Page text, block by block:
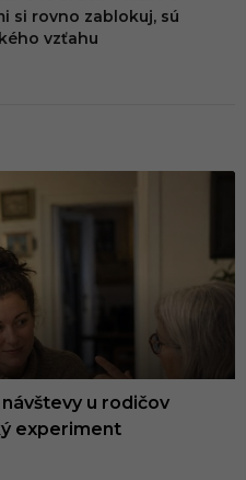
si rovno zablokuj, sú
vzťahu
u rodičov
experiment